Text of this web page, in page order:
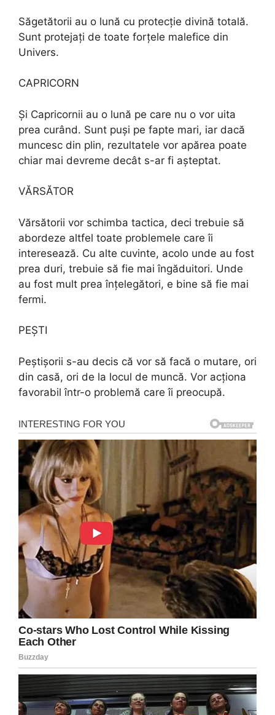
Săgetătorii au o lună cu protecție divină totală.
Sunt protejați de toate forțele malefice din
Univers.
CAPRICORN
Și Capricornii au o lună pe care nu o vor uita
prea curând. Sunt puși pe fapte mari, iar dacă
muncesc din plin, rezultatele vor apărea poate
chiar mai devreme decât s-ar fi așteptat.
VĂRSĂTOR
Vărsătorii vor schimba tactica, deci trebuie să
abordeze altfel toate problemele care îi
interesează. Cu alte cuvinte, acolo unde au fost
prea duri, trebuie să fie mai îngăduitori. Unde
au fost mult prea înțelegători, e bine să fie mai
fermi.
PEȘTI
Peștișorii s-au decis că vor să facă o mutare, ori
din casă, ori de la locul de muncă. Vor acționa
favorabil într-o problemă care îi preocupă.